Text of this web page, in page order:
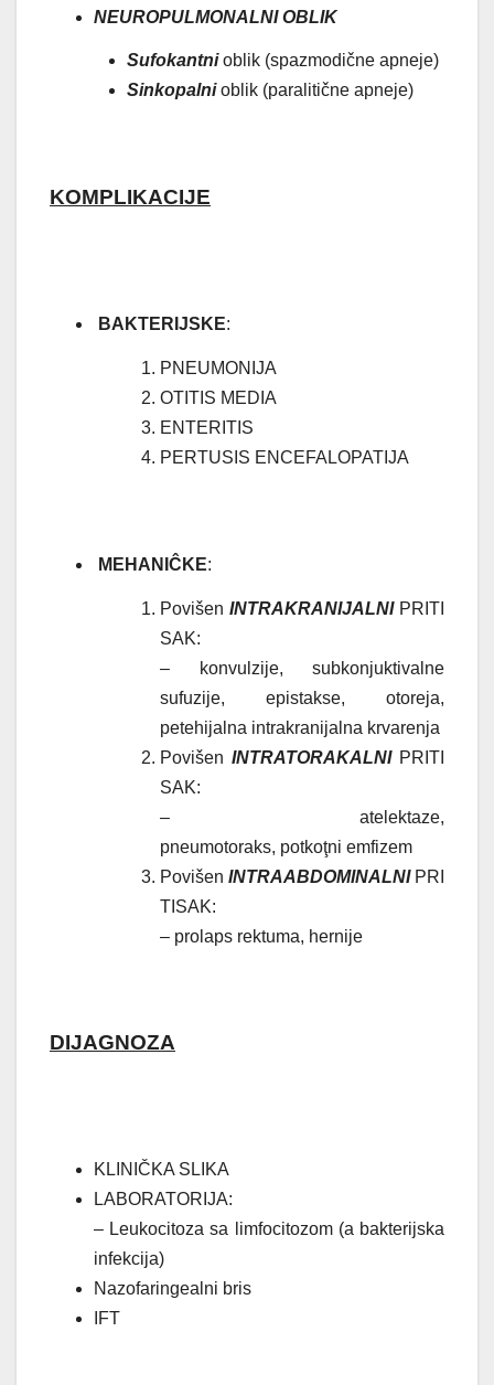
NEUROPULMONALNI OBLIK
Sufokantni oblik (spazmodične apneje)
Sinkopalni oblik (paralitične apneje)
KOMPLIKACIJE
BAKTERIJSKE:
PNEUMONIJA
OTITIS MEDIA
ENTERITIS
PERTUSIS ENCEFALOPATIJA
MEHANIĈKE:
Povišen INTRAKRANIJALNI PRITI
SAK:
– konvulzije, subkonjuktivalne
sufuzije, epistakse, otoreja,
petehijalna intrakranijalna krvarenja
Povišen INTRATORAKALNI PRITI
SAK:
– atelektaze,
pneumotoraks, potkoţni emfizem
Povišen INTRAABDOMINALNI PRI
TISAK:
– prolaps rektuma, hernije
DIJAGNOZA
KLINIČKA SLIKA
LABORATORIJA:
– Leukocitoza sa limfocitozom (a bakterijska
infekcija)
Nazofaringealni bris
IFT